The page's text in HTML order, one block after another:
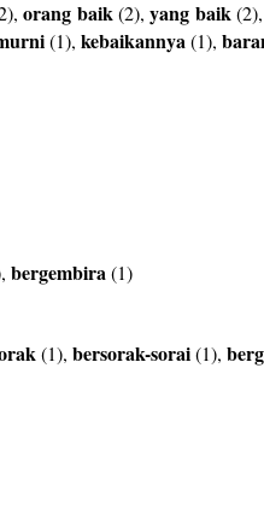
orang baik(2), yang baik(2),
(1), kebaikannya(1),
bergembira(1)
(1), bersorak-sorai(1),